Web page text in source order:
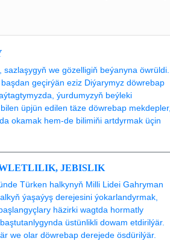
we gözelligiň beýanyna öwrüldi.
geçirýän eziz Diýarymyz döwrebap
ýurdumyzyň beýleki
üpjün edilen täze döwrebap mekdepler,
okamak hem-de bilimiňi artdyrmak üçin
JEBISLIK
Türken halkynyň Milli Lidei Gahryman
ýaşaýyş derejesini ýokarlandyrmak,
häzirki wagtda hormatly
üstünlikli dowam etdirilýär.
we olar döwrebap derejede ösdürilýär.